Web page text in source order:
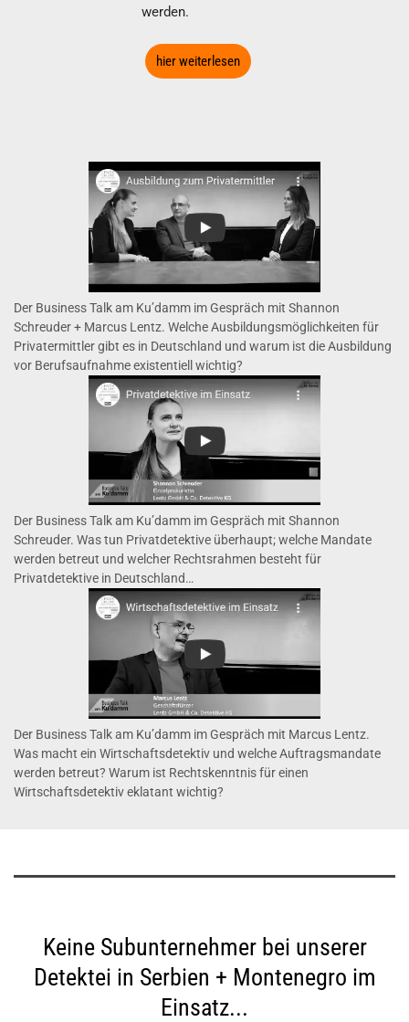
werden.
hier weiterlesen
Der Business Talk am Ku’damm im Gespräch mit Shannon
Schreuder + Marcus Lentz. Welche Ausbildungsmöglichkeiten für
Privatermittler gibt es in Deutschland und warum ist die Ausbildung
vor Berufsaufnahme existentiell wichtig?
Der Business Talk am Ku’damm im Gespräch mit Shannon
Schreuder. Was tun Privatdetektive überhaupt; welche Mandate
werden betreut und welcher Rechtsrahmen besteht für
Privatdetektive in Deutschland…
Der Business Talk am Ku’damm im Gespräch mit Marcus Lentz.
Was macht ein Wirtschaftsdetektiv und welche Auftragsmandate
werden betreut? Warum ist Rechtskenntnis für einen
Wirtschaftsdetektiv eklatant wichtig?
Keine Subunternehmer bei unserer
Detektei in Serbien + Montenegro im
Einsatz...